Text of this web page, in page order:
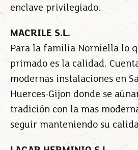
enclave privilegiado.
MACRILE S.L.
Para la familia Norniella lo
primado es la calidad.
modernas instalaciones en
Huerces-Gijon donde se
tradición con la mas
seguir manteniendo su